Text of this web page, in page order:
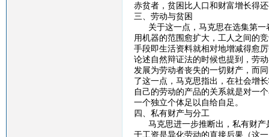
赤贫者，贫困比人口和财富增长得
三、劳动与贫困
关于这一点，马克思在选集第一
用机器的范围愈扩大，工人之间的
手段即生活资料就相对地增减得愈
论述自然辩证法的时候也提到，劳
发展为劳动者丧失的一切财产，而
了这一点，马克思指出，在社会增
自己的劳动的产品的关系就是对一
一个独立个体足以自给自足。
四、私有财产与分工
马克思进一步推断出，私有财产
于工资是异化劳动的直接后果（这